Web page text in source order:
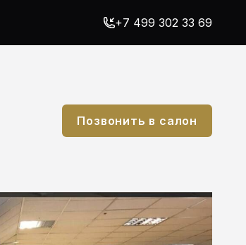
+7 499 302 33 69
Позвонить в салон